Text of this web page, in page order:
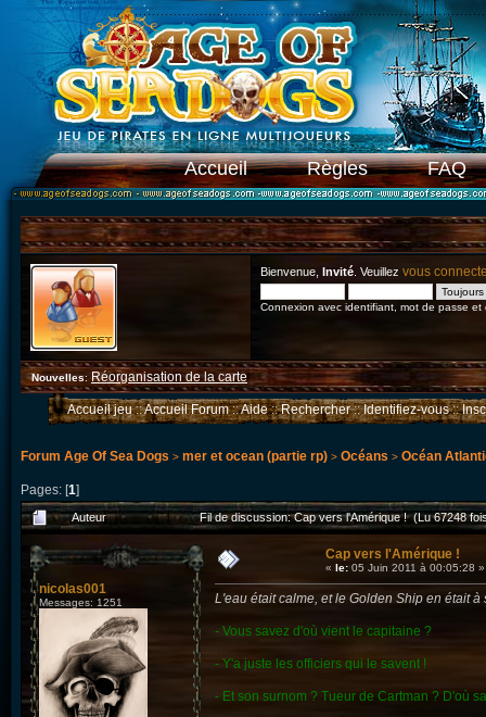
Accueil Règles FAQ
Bienvenue, Invité . Veuillez vous
Connexion avec identifiant, mot de passe et
Nouvelles: Réorganisation de la carte
Accueil jeu::Accueil Forum::Aide::Rechercher::Identifiez-vous::
Forum Age Of Sea Dogs > mer et ocean (partie rp) > Océans > Océan
Pages: [1]
Auteur Fil de discussion: Cap vers l'Amérique ! (Lu 67248
nicolas001
Messages: 1251
Cap vers l'Amérique !
« le: 05 Juin 2011 à 00:05:28 »
L'eau était calme, et le Golden Ship en était à
- Vous savez d'où vient le capitaine ?
- Y'a juste les officiers qui le savent !
- Et son surnom ? Tueur de Cartman ? D'où